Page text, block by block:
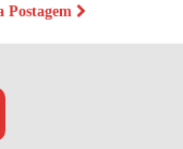
Postagem